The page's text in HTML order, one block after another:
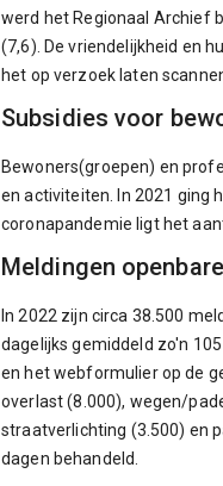
werd het Regionaal Archief
(7,6). De vriendelijkheid en
het op verzoek laten
Subsidies voor
Bewoners(groepen) en
en activiteiten. In 2021 ging
coronapandemie ligt het
Meldingen
In 2022 zijn circa 38.500
dagelijks gemiddeld zo'n
en het webformulier op de
overlast (8.000), wegen/
straatverlichting (3.500) en
dagen behandeld.